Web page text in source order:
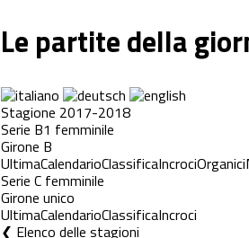
Le partite della
Stagione 2017-2018
Serie B1 femminile
Girone B
UltimaCalendarioClassificaIncrociOrganici
Serie C femminile
Girone unico
UltimaCalendarioClassificaIncroci
Elenco delle stagioni